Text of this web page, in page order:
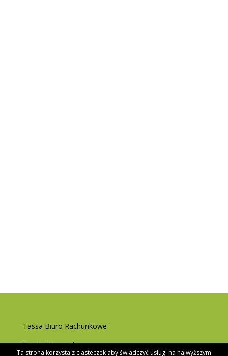
Tassa Biuro Rachunkowe
Beata Konarska
Ta strona korzysta z ciasteczek aby świadczyć usługi na najwyższym